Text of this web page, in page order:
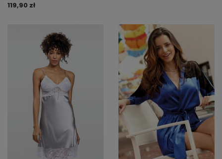
119,90 zł